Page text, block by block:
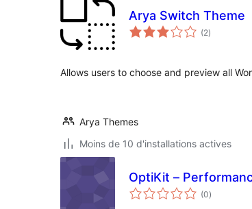
Arya Switch Theme
(2notes
en
)
Allows users to choose and preview all
Arya Themes
Moins de 10 d'installations actives
OptiKit –
(0notes
en
)